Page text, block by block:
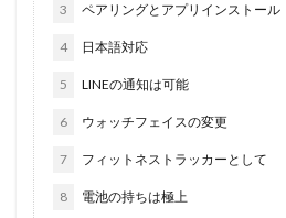
3 ペアリングとアプリインストール
4 日本語対応
5 LINEの通知は可能
6 ウォッチフェイスの変更
7 フィットネストラッカーとして
8 電池の持ちは極上